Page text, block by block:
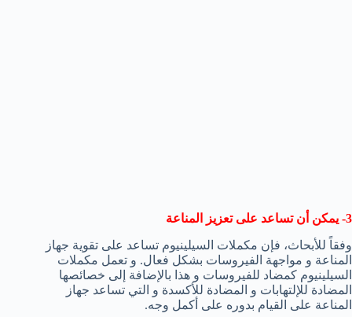
3- يمكن أن تساعد على تعزيز المناعة
وفقاً للأبحاث، فإن مكملات السيلينيوم تساعد على تقوية جهاز
المناعة و مواجهة الفيروسات بشكل فعال. و تعمل مكملات
السيلينيوم كمضاد للفيروسات و هذا بالإضافة إلى خصائصها
المضادة للإلتهابات و المضادة للأكسدة و التي تساعد جهاز
المناعة على القيام بدوره على أكمل وجه.